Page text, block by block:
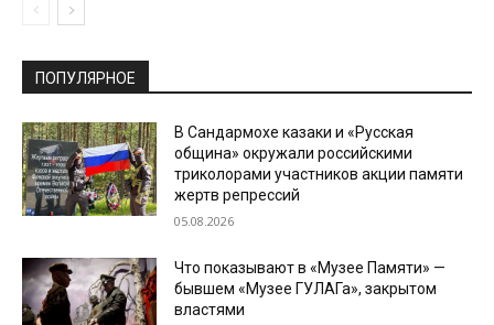
ПОПУЛЯРНОЕ
В Сандармохе казаки и «Русская
община» окружали российскими
триколорами участников акции памяти
жертв репрессий
05.08.2026
Что показывают в «Музее Памяти» —
бывшем «Музее ГУЛАГа», закрытом
властями